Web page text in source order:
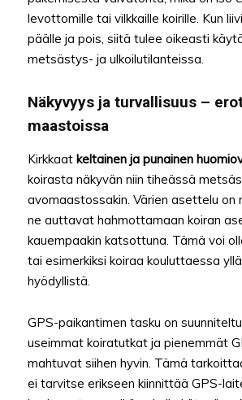
levottomille tai vilkkaille koirille. Kun
päälle ja pois, siitä tulee oikeasti
metsästys- ja ulkoilutilanteissa.
Näkyvyys ja turvallisuus –
maastoissa
Kirkkaat keltainen ja punainen
koirasta näkyvän niin tiheässä
avomaastossakin. Värien asettelu on
ne auttavat hahmottamaan koiran
kauempaakin katsottuna. Tämä voi
tai esimerkiksi koiraa kouluttaessa
hyödyllistä.
GPS-paikantimen tasku on
useimmat koiratutkat ja pienemmät
mahtuvat siihen hyvin. Tämä
ei tarvitse erikseen kiinnittää GPS-